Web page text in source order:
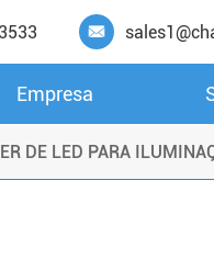

Empresa
DE LED PARA